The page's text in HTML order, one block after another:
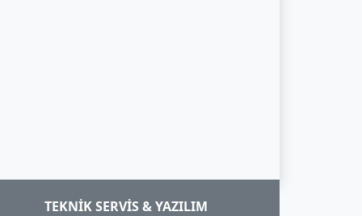
TEKNIK SERVIS & YAZILIM